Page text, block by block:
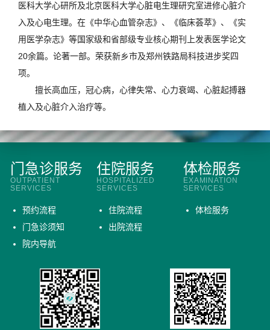
医科大学心研所及北京医科大学心脏电生理研究室进修心脏介
入及心电生理。在《中华心血管杂志》、《临床荟萃》、《实
用医学杂志》等国家级和省部级专业核心期刊上发表医学论文
20余篇。论著一部。荣获新乡市及郑州铁路局科技进步奖四
项。
擅长高血压，冠心病，心律失常、心力衰竭、心脏起搏器
植入及心脏介入治疗等。
门急诊服务
OUTPATIENT
SERVICES
预约流程
门急诊须知
院内导航
住院服务
HOSPITALIZED
SERVICES
住院流程
出院流程
体检服务
EXAMINATION
SERVICES
体检服务